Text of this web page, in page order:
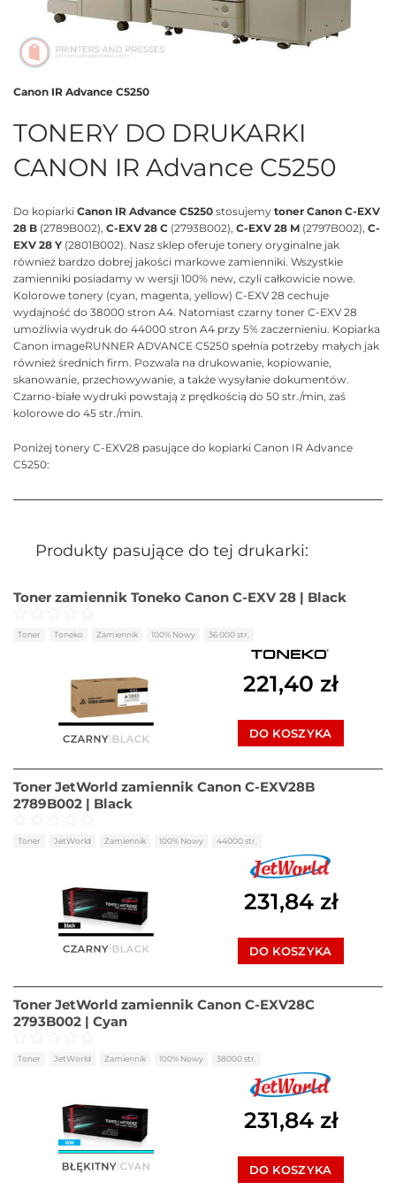
Canon IR Advance C5250
TONERY DO DRUKARKI
CANON IR Advance C5250
Do kopiarki Canon IR Advance C5250 stosujemy toner Canon C-EXV
28 B (2789B002), C-EXV 28 C (2793B002), C-EXV 28 M (2797B002), C-
EXV 28 Y (2801B002). Nasz sklep oferuje tonery oryginalne jak
również bardzo dobrej jakości markowe zamienniki. Wszystkie
zamienniki posiadamy w wersji 100% new, czyli całkowicie nowe.
Kolorowe tonery (cyan, magenta, yellow) C-EXV 28 cechuje
wydajność do 38000 stron A4. Natomiast czarny toner C-EXV 28
umożliwia wydruk do 44000 stron A4 przy 5% zaczernieniu. Kopiarka
Canon imageRUNNER ADVANCE C5250 spełnia potrzeby małych jak
również średnich firm. Pozwala na drukowanie, kopiowanie,
skanowanie, przechowywanie, a także wysyłanie dokumentów.
Czarno-białe wydruki powstają z prędkością do 50 str./min, zaś
kolorowe do 45 str./min.
Poniżej tonery C-EXV28 pasujące do kopiarki Canon IR Advance
C5250:
Produkty pasujące do tej drukarki:
Toner zamiennik Toneko Canon C-EXV 28 | Black
Oceniono 0na 5
Toner Toneko Zamiennik 100% Nowy 36 000 str.
221,40 zł
DO KOSZYKA
Toner JetWorld zamiennik Canon C-EXV28B
2789B002 | Black
Oceniono na 5
Toner JetWorld Zamiennik 100% Nowy 44000 str.
231,84 zł
DO KOSZYKA
Toner JetWorld zamiennik Canon C-EXV28C
2793B002 | Cyan
Oceniono na 5
Toner JetWorld Zamiennik 100% Nowy 38000 str.
231,84 zł
DO KOSZYKA